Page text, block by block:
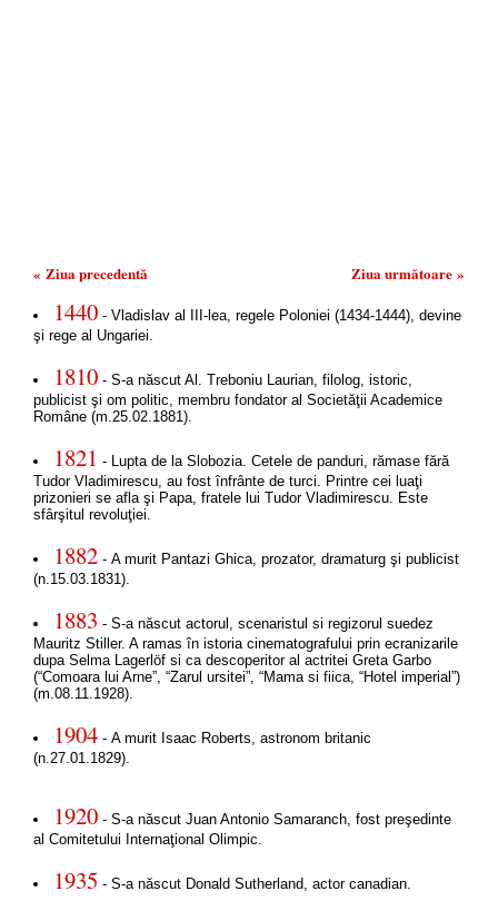
« Ziua precedentă Ziua următoare »
1440- Vladislav al III-lea, regele Poloniei (1434-1444), devine
şi rege al Ungariei.
1810- S-a născut Al. Treboniu Laurian, filolog, istoric,
publicist şi om politic, membru fondator al Societăţii Academice
Române (m.25.02.1881).
1821 - Lupta de la Slobozia. Cetele de panduri, rămase fără
Tudor Vladimirescu, au fost înfrânte de turci. Printre cei luaţi
prizonieri se afla şi Papa, fratele lui Tudor Vladimirescu. Este
sfârşitul revoluţiei.
1882- A murit Pantazi Ghica, prozator, dramaturg şi publicist
(n.15.03.1831).
1883 - S-a născut actorul, scenaristul si regizorul suedez
Mauritz Stiller. A ramas în istoria cinematografului prin ecranizarile
dupa Selma Lagerlöf si ca descoperitor al actritei Greta Garbo
(“Comoara lui Arne”, “Zarul ursitei”, “Mama si fiica, “Hotel imperial”)
(m.08.11.1928).
1904- A murit Isaac Roberts, astronom britanic
(n.27.01.1829).
1920- S-a născut Juan Antonio Samaranch, fost preşedinte
al Comitetului Internaţional Olimpic.
1935 - S-a născut Donald Sutherland, actor canadian.